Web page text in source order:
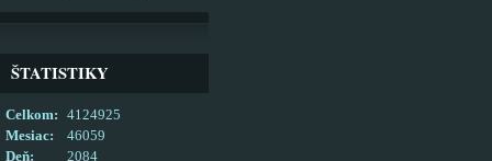
ŠTATISTIKY
Celkom:
4124925
Mesiac:
46059
Deň:
2084